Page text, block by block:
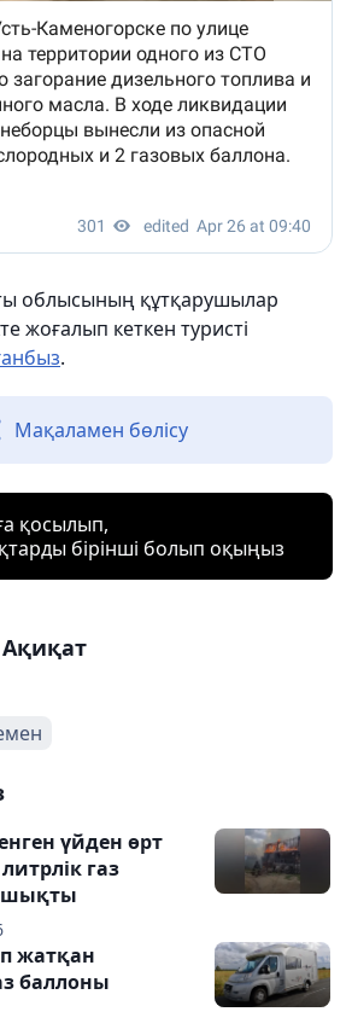
облысының құтқарушылар
жоғалып кеткен туристі
.
Мақаламен бөлісу
қосылып,
бірінші болып оқыңыз
Ақиқат
үйден өрт
газ
шықты
жатқан
баллоны